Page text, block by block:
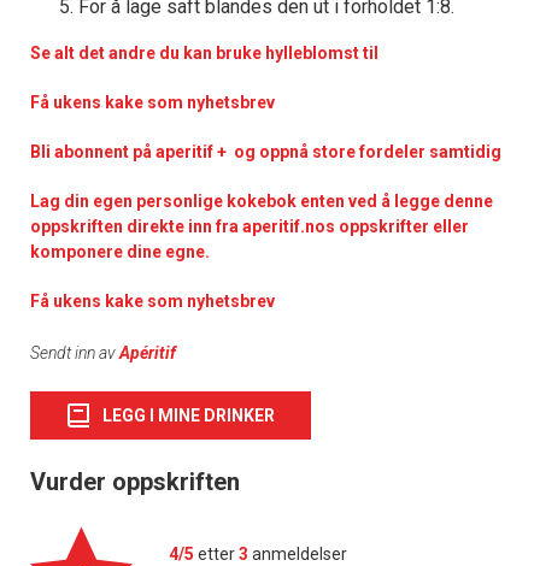
For å lage saft blandes den ut i forholdet 1:8.
Se alt det andre du kan bruke hylleblomst til
Få ukens kake som nyhetsbrev
Bli abonnent på aperitif + og oppnå store fordeler samtidig
Lag din egen personlige kokebok enten ved å legge denne
oppskriften direkte inn fra aperitif.nos oppskrifter eller
komponere dine egne.
Få ukens kake som nyhetsbrev
Sendt inn avApéritif
LEGG I MINE DRINKER
Vurder oppskriften
4/5 etter3 anmeldelser